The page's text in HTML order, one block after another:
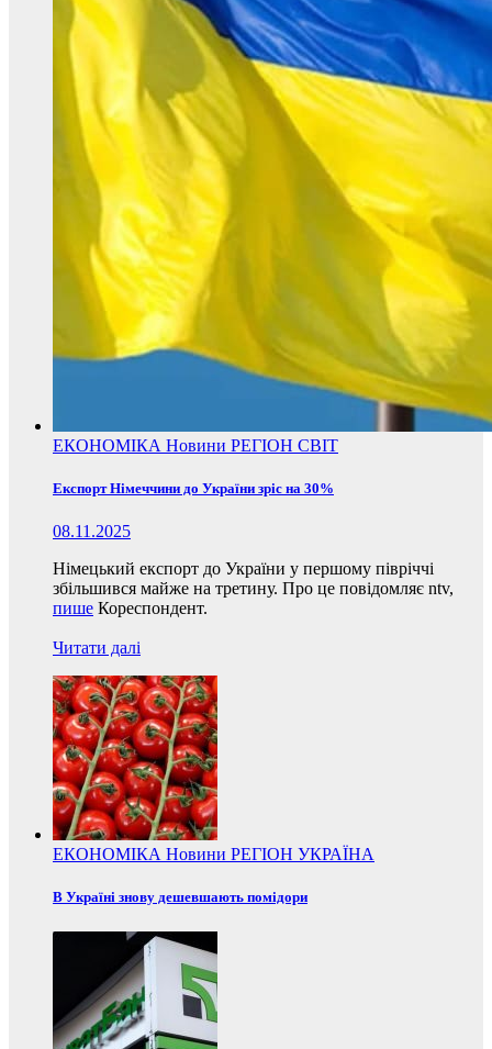
ЕКОНОМІКА Новини РЕГІОН СВІТ
Експорт Німеччини до України зріс на 30%
08.11.2025
Німецький експорт до України у першому півріччі
збільшився майже на третину. Про це повідомляє ntv,
пише Кореспондент.
Читати далі
ЕКОНОМІКА Новини РЕГІОН УКРАЇНА
В Україні знову дешевшають помідори